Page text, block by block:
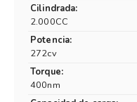
Cilindrada:
2.000CC
Potencia:
272cv
Torque:
400nm